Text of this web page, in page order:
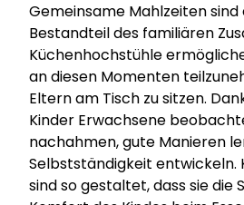
Gemeinsame Mahlzeiten
Bestandteil des familiären
Küchenhochstühle
an diesen Momenten
Eltern am Tisch zu sitzen.
Kinder Erwachsene
nachahmen, gute Manieren
Selbstständigkeit entwickeln.
sind so gestaltet, dass sie die